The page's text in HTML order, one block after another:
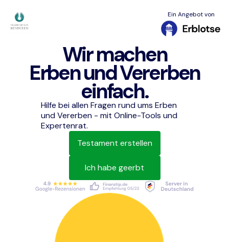
Ein Angebot von
Wir machen
Erben und Vererben
einfach.
Hilfe bei allen Fragen rund ums Erben
und Vererben - mit Online-Tools und
Expertenrat.
Testament erstellen
Ich habe geerbt